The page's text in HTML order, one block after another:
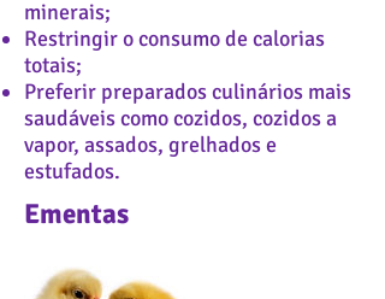
minerais;
Restringir o consumo de calorias
totais;
Preferir preparados culinários mais
saudáveis como cozidos, cozidos a
vapor, assados, grelhados e
estufados.
Ementas